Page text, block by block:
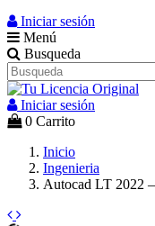
Iniciar sesión
Menú
Busqueda
Iniciar sesión
0 Carrito
Inicio
Ingenieria
Autocad LT 2022